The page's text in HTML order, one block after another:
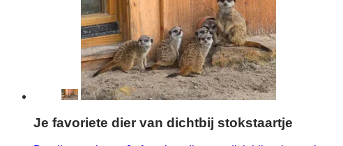
Je favoriete dier van dichtbij stokstaartje